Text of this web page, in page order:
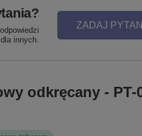
innych.
ZADAJ
odkręcany - PT-